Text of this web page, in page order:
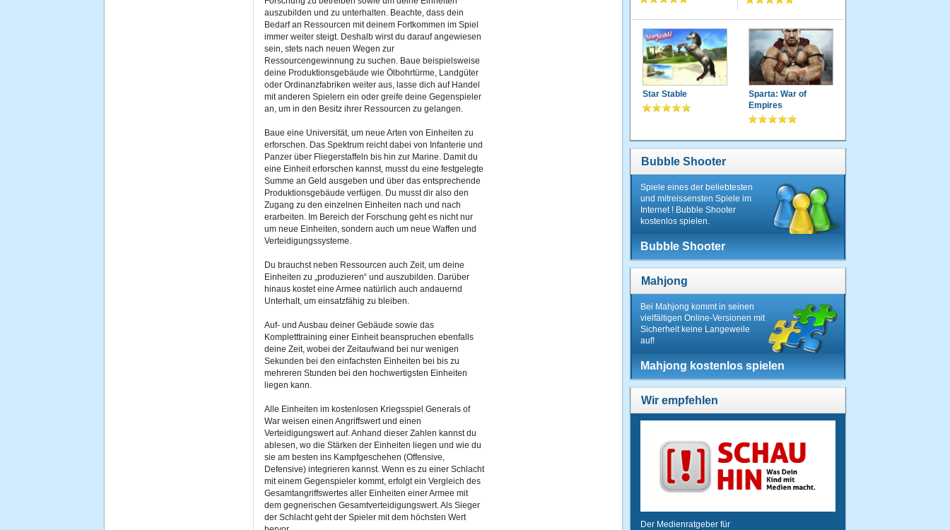
auszubilden und zu unterhalten. Beachte, dass dein
Bedarf an Ressourcen mit deinem Fortkommen im Spiel
immer weiter steigt. Deshalb wirst du darauf angewiesen
sein, stets nach neuen Wegen zur
Ressourcengewinnung zu suchen. Baue beispielsweise
deine Produktionsgebäude wie Ölbohrtürme, Landgüter
oder Ordinanzfabriken weiter aus, lasse dich auf Handel
mit anderen Spielern ein oder greife deine Gegenspieler
an, um in den Besitz ihrer Ressourcen zu gelangen.
Baue eine Universität, um neue Arten von Einheiten zu
erforschen. Das Spektrum reicht dabei von Infanterie und
Panzer über Fliegerstaffeln bis hin zur Marine. Damit du
eine Einheit erforschen kannst, musst du eine festgelegte
Summe an Geld ausgeben und über das entsprechende
Produktionsgebäude verfügen. Du musst dir also den
Zugang zu den einzelnen Einheiten nach und nach
erarbeiten. Im Bereich der Forschung geht es nicht nur
um neue Einheiten, sondern auch um neue Waffen und
Verteidigungssysteme.
Du brauchst neben Ressourcen auch Zeit, um deine
Einheiten zu „produzieren“ und auszubilden. Darüber
hinaus kostet eine Armee natürlich auch andauernd
Unterhalt, um einsatzfähig zu bleiben.
Auf- und Ausbau deiner Gebäude sowie das
Kompletttraining einer Einheit beanspruchen ebenfalls
deine Zeit, wobei der Zeitaufwand bei nur wenigen
Sekunden bei den einfachsten Einheiten bei bis zu
mehreren Stunden bei den hochwertigsten Einheiten
liegen kann.
Alle Einheiten im kostenlosen Kriegsspiel Generals of
War weisen einen Angriffswert und einen
Verteidigungswert auf. Anhand dieser Zahlen kannst du
ablesen, wo die Stärken der Einheiten liegen und wie du
sie am besten ins Kampfgeschehen (Offensive,
Defensive) integrieren kannst. Wenn es zu einer Schlacht
mit einem Gegenspieler kommt, erfolgt ein Vergleich des
Gesamtangriffswertes aller Einheiten einer Armee mit
dem gegnerischen Gesamtverteidigungswert. Als Sieger
der Schlacht geht der Spieler mit dem höchsten Wert
Star Stable
Sparta: War of
Empires
Bubble Shooter
Spiele eines der beliebtesten
und mitreissensten Spiele im
Internet ! Bubble Shooter
kostenlos spielen.
Bubble Shooter
Mahjong
Bei Mahjong kommt in seinen
vielfältigen Online-Versionen mit
Sicherheit keine Langeweile
auf!
Mahjong kostenlos spielen
Wir empfehlen
Der Medienratgeber für